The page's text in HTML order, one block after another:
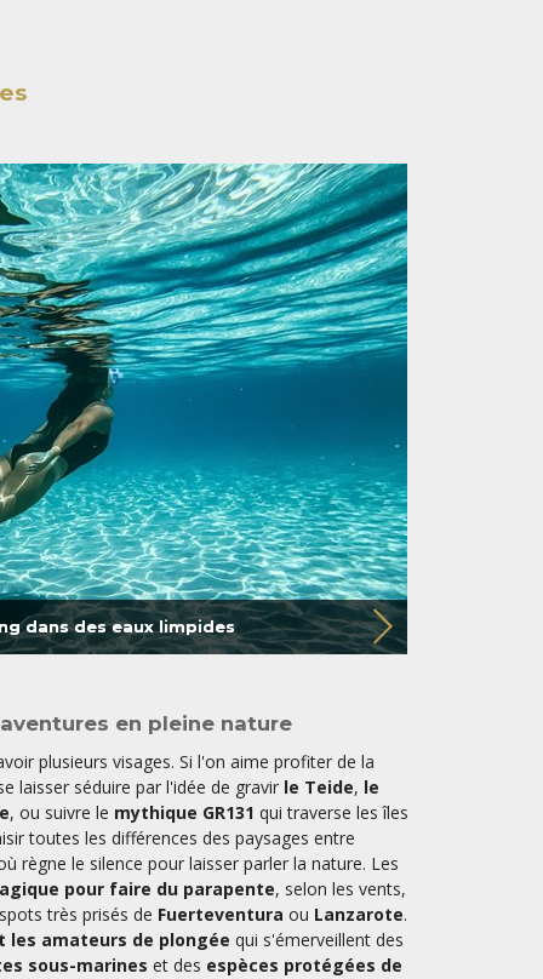
dans des eaux limpides
en pleine nature
plusieurs visages. Si l'on aime profiter de la
laisser séduire par l'idée de gravir le Teide, le
, ou suivre le mythique GR131 qui traverse les îles
toutes les différences des paysages entre
règne le silence pour laisser parler la nature. Les
pour faire du parapente, selon les vents,
très prisés de Fuerteventura ou Lanzarote.
les amateurs de plongée qui s'émerveillent des
sous-marines et des espèces protégées de